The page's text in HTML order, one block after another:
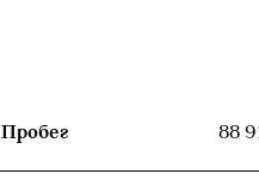
Пробег 88